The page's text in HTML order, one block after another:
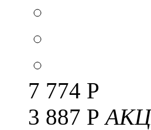
7 774 Р
3 887 Р